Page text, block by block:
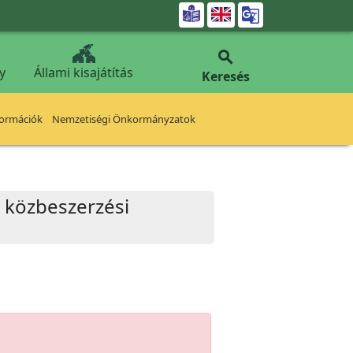

Állami kisajátítás

Keresés
Nemzetiségi Önkormányzatok